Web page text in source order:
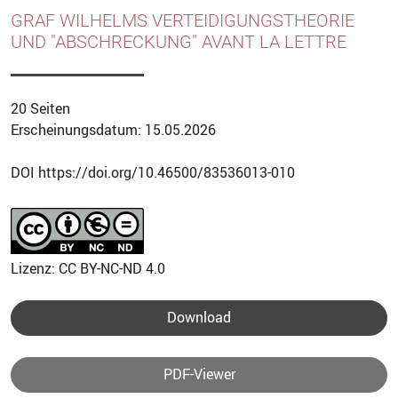
GRAF WILHELMS VERTEIDIGUNGSTHEORIE
UND "ABSCHRECKUNG" AVANT LA LETTRE
20 Seiten
Erscheinungsdatum: 15.05.2026
DOI https://doi.org/10.46500/83536013-010
Lizenz: CC BY-NC-ND 4.0
Download
PDF-Viewer